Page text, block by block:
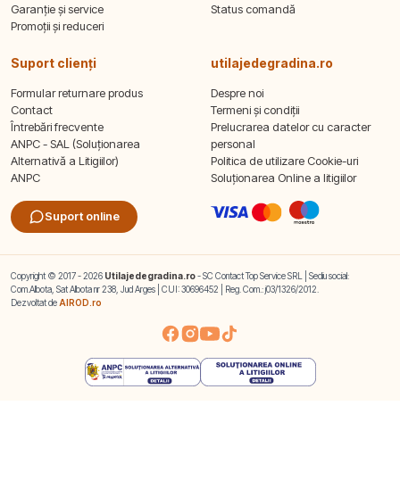
Garanție și service
Promoții și reduceri
Status comandă
Suport clienți
Formular returnare produs
Contact
Întrebări frecvente
ANPC - SAL (Soluționarea
Alternativă a Litigiilor)
ANPC
Suport online
utilajedegradina.ro
Despre noi
Termeni și condiții
Prelucrarea datelor cu caracter
personal
Politica de utilizare Cookie-uri
Soluționarea Online a litigiilor
Copyright © 2017 - 2026 Utilajedegradina.ro- SC Contact Top Service SRL | Sediu social:
Com.Albota, Sat Albota nr 238, Jud Arges | CUI: 30696452 | Reg. Com.: j03/1326/2012.
Dezvoltat de AIROD.ro